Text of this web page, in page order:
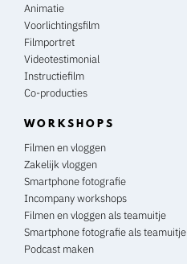
Animatie
Voorlichtingsfilm
Filmportret
Videotestimonial
Instructiefilm
Co-producties
WORKSHOPS
Filmen en vloggen
Zakelijk vloggen
Smartphone fotografie
Incompany workshops
Filmen en vloggen als teamuitje
Smartphone fotografie als teamuitje
Podcast maken